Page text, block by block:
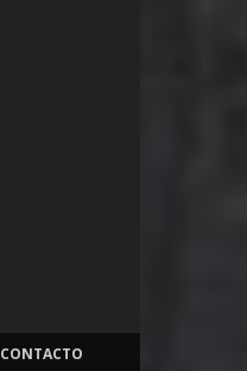
CONTACTO